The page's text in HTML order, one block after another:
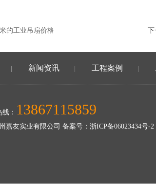
的工业吊扇价格 下
新闻资讯 工程案例
： 13867115859
嘉友实业有限公司 备案号： 浙ICP备06023434号-2